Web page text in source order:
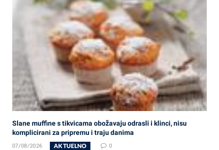
Slane muffine s tikvicama obožavaju odrasli i klinci, nisu
komplicirani za pripremu i traju danima
07/08/2026 AKTUELNO 0